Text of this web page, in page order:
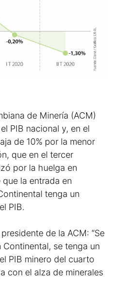
de Minería (ACM)
PIB nacional y, en el
de 10% por la menor
que en el tercer
por la huelga en
la entrada en
tenga un
PIB.
de la ACM: “Se
se tenga un
PIB minero del cuarto
con el alza de minerales